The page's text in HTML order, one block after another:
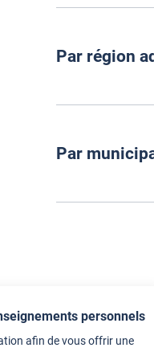
personnels
afin de vous offrir une
2025
Par région
Partager
Par
Consulter